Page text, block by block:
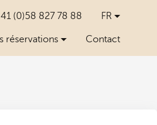
(0)58 827 78 88 FR
réservations Contact